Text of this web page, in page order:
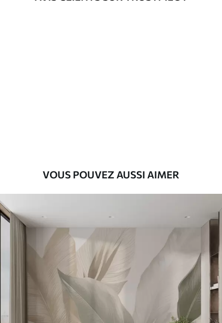
.00 48 .00 ₣/m²
VOUS POUVEZ AUSSI AIMER